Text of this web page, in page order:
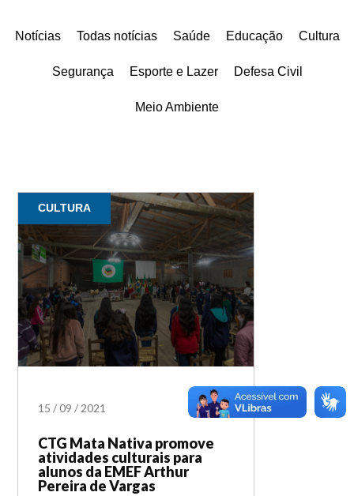
Notícias Todas notícias Saúde Educação Cultura
Segurança Esporte e Lazer Defesa Civil
Meio Ambiente
CULTURA
15 /09 /2021
CTG Mata Nativa promove
atividades culturais para
alunos da EMEF Arthur
Pereira de Vargas